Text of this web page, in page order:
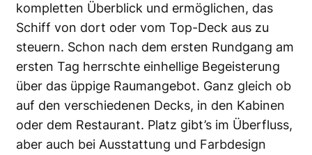
kompletten Überblick und ermöglichen, das
Schiff von dort oder vom Top-Deck aus zu
steuern. Schon nach dem ersten Rundgang am
ersten Tag herrschte einhellige Begeisterung
über das üppige Raumangebot. Ganz gleich ob
auf den verschiedenen Decks, in den Kabinen
oder dem Restaurant. Platz gibt’s im Überfluss,
aber auch bei Ausstattung und Farbdesign